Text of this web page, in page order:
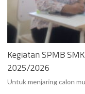
Kegiatan SPMB
2025/2026
Untuk menjaring calon